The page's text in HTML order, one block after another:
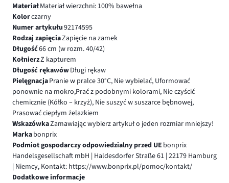
MateriałMateriał wierzchni: 100% bawełna
Kolorczarny
Numer artykułu92174595
Rodzaj zapięciaZapięcie na zamek
Długość66 cm (w rozm. 40/42)
KołnierzZ kapturem
Długość rękawówDługi rękaw
PielęgnacjaPranie w pralce 30°C, Nie wybielać, Uformować
ponownie na mokro,Prać z podobnymi kolorami, Nie czyścić
chemicznie (Kółko – krzyż), Nie suszyć w suszarce bębnowej,
Prasować ciepłym żelazkiem
WskazówkaZamawiając wybierz artykuł o jeden rozmiar mniejszy!
Markabonprix
Podmiot gospodarczy odpowiedzialny przed UE bonprix
Handelsgesellschaft mbH | Haldesdorfer Straße 61 | 22179 Hamburg
| Niemcy, Kontakt: https://www.bonprix.pl/pomoc/kontakt/
Dodatkowe informacje